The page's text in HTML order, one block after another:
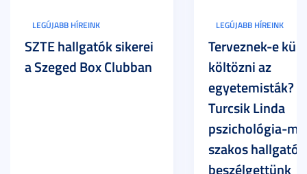
LEGÚJABB HÍREINK
SZTE hallgatók sikerei
a Szeged Box Clubban
LEGÚJABB HÍREINK
Terveznek-e
költözni az
egyetemisták? –
Turcsik Linda
pszichológia-
szakos
beszélgettünk